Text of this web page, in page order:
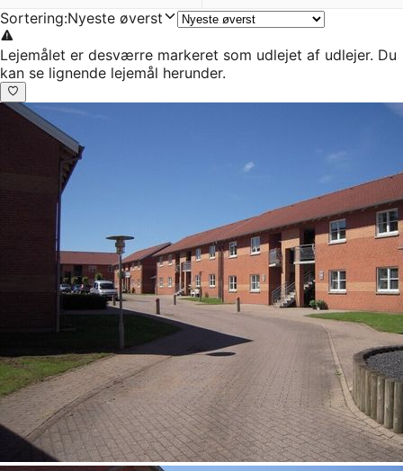
Sortering:Nyeste øverst
Lejemålet er desværre markeret som udlejet af udlejer. Du
kan se lignende lejemål herunder.